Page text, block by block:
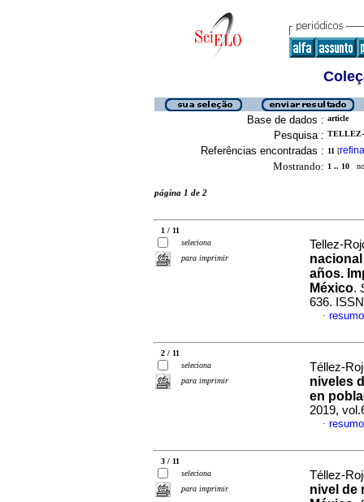
Base de dados : article
Pesquisa : TELLEZ-
Referências encontradas : 11 [
Mostrando: 1 .. 10
página 1 de 2
1 / 11
seleciona
para imprimir
Tellez-
años.
México.
636.
·
2 / 11
seleciona
para imprimir
Téllez-
niveles
en
2019,
·
3 / 11
seleciona
para imprimir
Téllez-
nivel de